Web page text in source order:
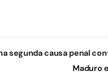
segunda causa penal
Maduro